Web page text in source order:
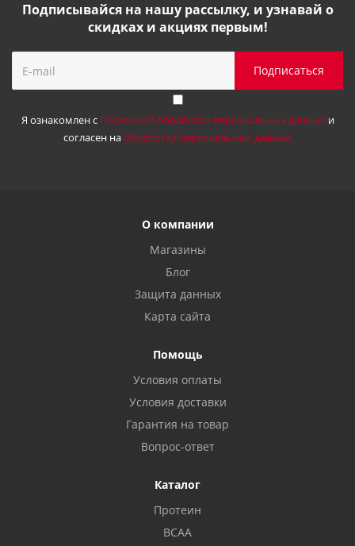
Подписывайся на нашу рассылку, и узнавай о
скидках и акциях первым!
Я ознакомлен с Политикой обработки персональных данныхи
согласен наобработку персональных данных
О компании
Магазины
Блог
Защита данных
Карта сайта
Помощь
Условия оплаты
Условия доставки
Гарантия на товар
Вопрос-ответ
Каталог
Протеин
BCAA